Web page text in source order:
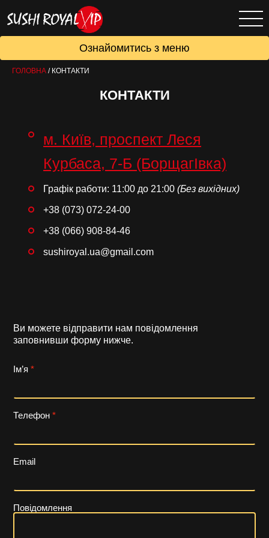
Ознайомитись з меню
ГОЛОВНА / КОНТАКТИ
КОНТАКТИ
м. Київ, проспект Леся
Курбаса, 7-Б (БорщагІвка)
Графік работи: 11:00 до 21:00(Без вихідних)
+38 (073) 072-24-00
+38 (066) 908-84-46
sushiroyal.ua@gmail.com
Ви можете відправити нам повідомлення
заповнивши форму нижче.
Ім’я*
Телефон*
Телефон
Email
Повідомлення